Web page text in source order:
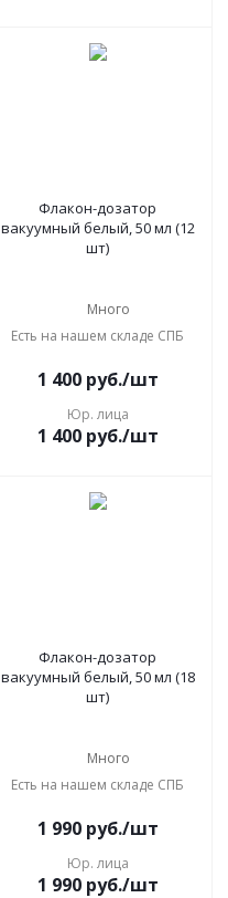
Флакон-дозатор
вакуумный белый, 50 мл (12
шт)
Много
Есть на нашем складе СПБ
1 400руб./шт
Юр. лица
1 400руб./шт
Флакон-дозатор
вакуумный белый, 50 мл (18
шт)
Много
Есть на нашем складе СПБ
1 990руб./шт
Юр. лица
1 990руб./шт